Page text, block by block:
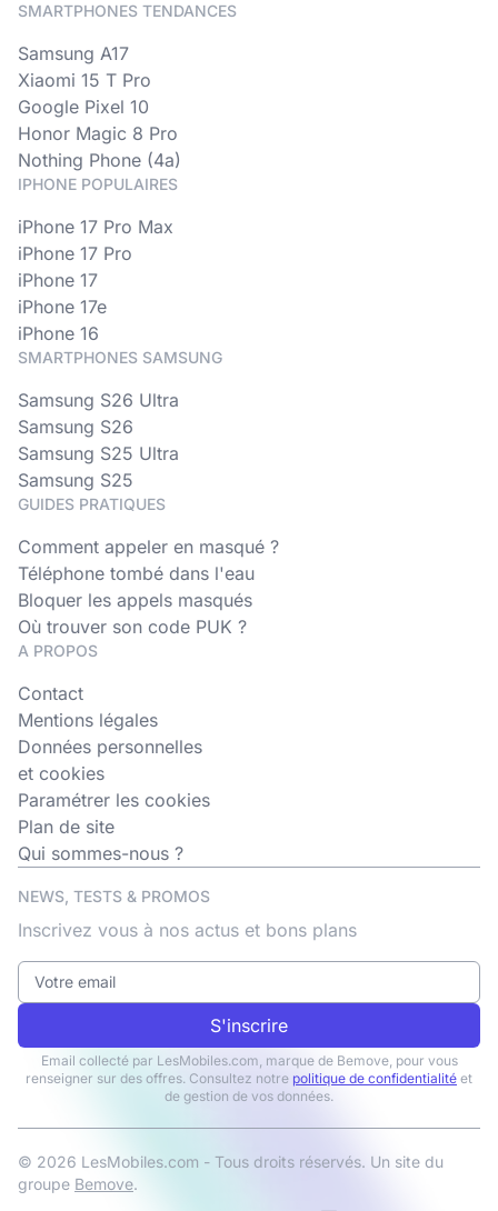
SMARTPHONES TENDANCES
Samsung A17
Xiaomi 15 T Pro
Google Pixel 10
Honor Magic 8 Pro
Nothing Phone (4a)
IPHONE POPULAIRES
iPhone 17 Pro Max
iPhone 17 Pro
iPhone 17
iPhone 17e
iPhone 16
SMARTPHONES SAMSUNG
Samsung S26 Ultra
Samsung S26
Samsung S25 Ultra
Samsung S25
GUIDES PRATIQUES
Comment appeler en masqué ?
Téléphone tombé dans l'eau
Bloquer les appels masqués
Où trouver son code PUK ?
A PROPOS
Contact
Mentions légales
Données personnelles
et cookies
Paramétrer les cookies
Plan de site
Qui sommes-nous ?
NEWS, TESTS & PROMOS
Inscrivez vous à nos actus et bons plans
S'inscrire
Email collecté par LesMobiles.com, marque de Bemove, pour vous
renseigner sur des offres. Consultez notre politique de confidentialité et
de gestion de vos données.
© 2026 LesMobiles.com - Tous droits réservés. Un site du
groupe Bemove.